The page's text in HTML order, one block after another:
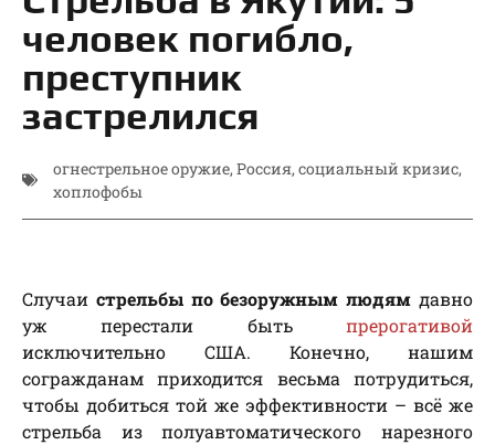
человек погибло,
преступник
застрелился
огнестрельное оружие, Россия, социальный кризис,
хоплофобы
Случаи стрельбы по безоружнымлюдям давно
уж перестали быть прерогативой
исключительно США. Конечно, нашим
согражданам приходится весьма потрудиться,
чтобы добиться той же эффективности – всё же
стрельба из полуавтоматического нарезного